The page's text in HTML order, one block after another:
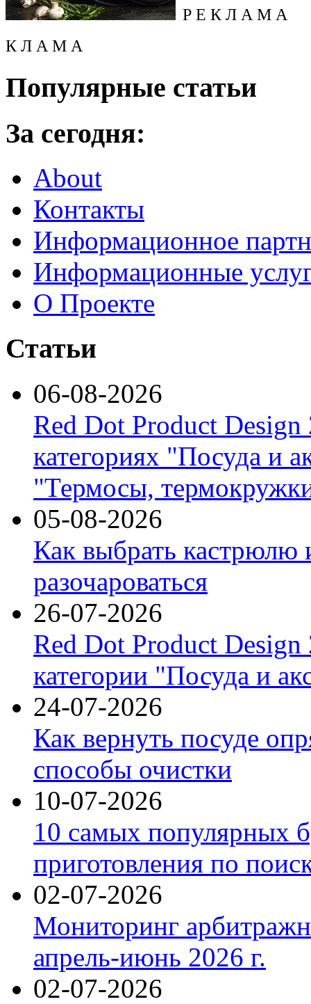
Р Е К Л А М А
К Л А М А
Популярные статьи
За сегодня:
About
Контакты
Информационное
Информационные
О Проекте
Статьи
06-08-2026
Red Dot Product Design
категориях "Посуда и
"Термосы,
05-08-2026
Как выбрать кастрюлю
разочароваться
26-07-2026
Red Dot Product Design
категории "Посуда и
24-07-2026
Как вернуть посуде
способы очистки
10-07-2026
10 самых популярных
приготовления по
02-07-2026
Мониторинг
апрель-июнь 2026 г.
02-07-2026